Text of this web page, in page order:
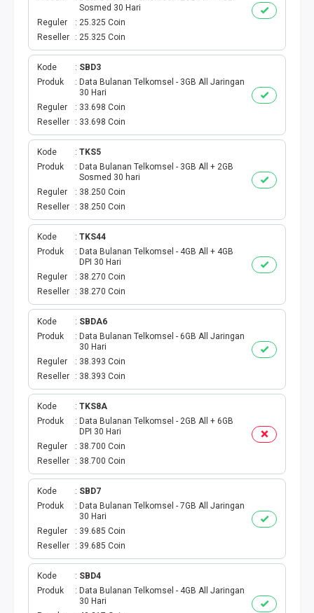
VOUCHER INDOSAT
AXIS VOUCHER
E MONEY
PDAM
TV PASCABAYAR
LISTRIK BULANAN
CICILAN BULANAN
TELEPON PASCABAYAR
INTERNET BULANAN
E-TILANG KENDARAAN
GAS PGN
CEK KUOTA DAN PERDANA
BPJS
KUOTA PROMO
CEK VOUCHER
PRODUK PROMO
Sosmed 30 Hari
Reguler
25.325 Coin
Reseller
25.325 Coin
Kode
SBD3
Produk
Data Bulanan Telkomsel - 3GB All Jaringan
30 Hari
Reguler
33.698 Coin
Reseller
33.698 Coin
Kode
TKS5
Produk
Data Bulanan Telkomsel - 3GB All + 2GB
Sosmed 30 hari
Reguler
38.250 Coin
Reseller
38.250 Coin
Kode
TKS44
Produk
Data Bulanan Telkomsel - 4GB All + 4GB
DPI 30 Hari
Reguler
38.270 Coin
Reseller
38.270 Coin
Kode
SBDA6
Produk
Data Bulanan Telkomsel - 6GB All Jaringan
30 Hari
Reguler
38.393 Coin
Reseller
38.393 Coin
Kode
TKS8A
Produk
Data Bulanan Telkomsel - 2GB All + 6GB
DPI 30 Hari
Reguler
38.700 Coin
Reseller
38.700 Coin
Kode
SBD7
Produk
Data Bulanan Telkomsel - 7GB All Jaringan
30 Hari
Reguler
39.685 Coin
Reseller
39.685 Coin
Kode
SBD4
Produk
Data Bulanan Telkomsel - 4GB All Jaringan
30 Hari